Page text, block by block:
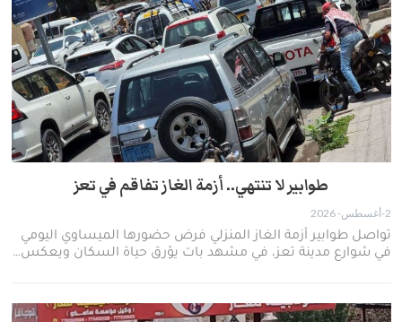
طوابير لا تنتهي.. أزمة الغاز تفاقم في تعز
2-أغسطس- 2026
تواصل طوابير أزمة الغاز المنزلي فرض حضورها الميساوي اليومي
في شوارع مدينة تعز، في مشهد بات يؤرق حياة السكان ويعكس…